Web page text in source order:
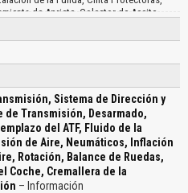
de Apriete, Colector de Aceite,
Fluido de la Dirección, Medición de Nivel,
ATF, Calidad del Fluido, Fragmentos de
Tipos de ATF, D-II, T, T-II, T-III, T-
e Inspección de la Presión, Inflación de los
los Neumáticos, Dirección Estacionaria,
Balance de Ruedas, Balance en el
Inspección Visual, Inflación de los
de Presión, Colocación de la Rueda,
Diámetro del Reborde, Cubierta del
de Peso de Balance, Rueda de Acero,
la Dirección, Instalación y Ajuste de la
Sistema de Dirección y
de Transmisión, Desarmado,
del ATF, Fluido de la
de Aire, Neumáticos, Inflación
Rotación, Balance de Ruedas,
Coche, Cremallera de la
– Información